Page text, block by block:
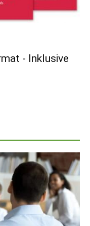
- Inklusive